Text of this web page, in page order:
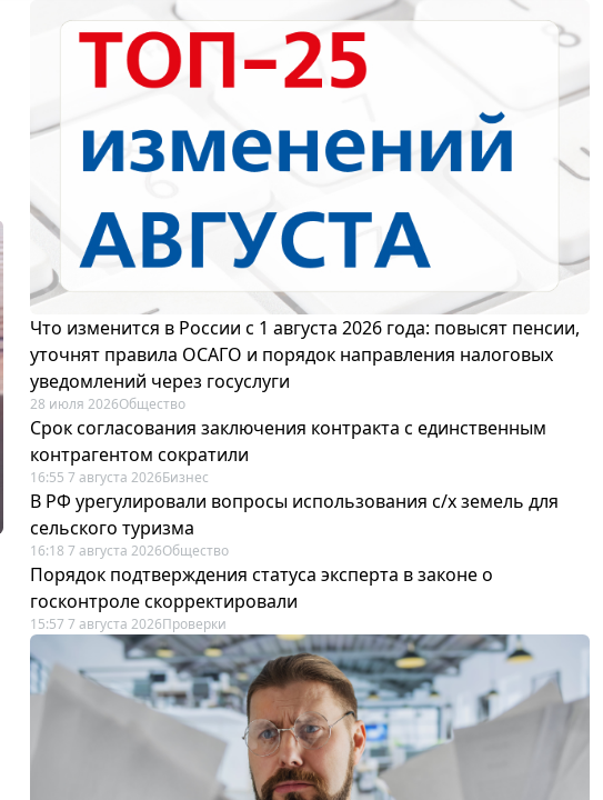
Что изменится в России с 1 августа 2026 года: повысят пенсии,
уточнят правила ОСАГО и порядок направления налоговых
уведомлений через госуслуги
28 июля 2026Общество
Срок согласования заключения контракта с единственным
контрагентом сократили
16:55 7 августа 2026Бизнес
В РФ урегулировали вопросы использования с/х земель для
сельского туризма
16:18 7 августа 2026Общество
Порядок подтверждения статуса эксперта в законе о
госконтроле скорректировали
15:57 7 августа 2026Проверки